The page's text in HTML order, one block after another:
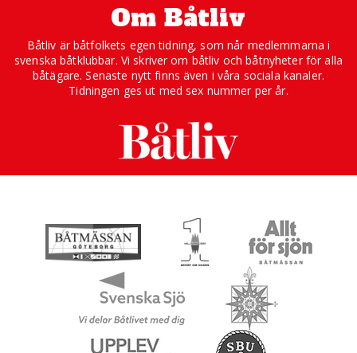
Om Båtliv
Båtliv är båtfolkets egen tidning, som når medlemmarna i
svenska båtklubbar. Vi skriver om båtliv och båtnyheter för alla
båtägare. Senaste nytt finns även i våra sociala kanaler.
Tidningen ges ut med sex nummer per år.